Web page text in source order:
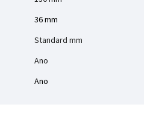
36 mm
Standard mm
Ano
Ano